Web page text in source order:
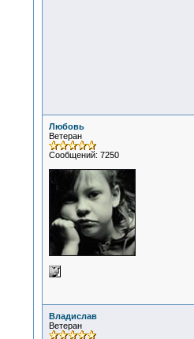
Любовь
Ветеран
Сообщений: 7250
Владислав
Ветеран